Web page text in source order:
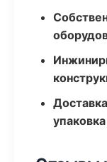
упаковка